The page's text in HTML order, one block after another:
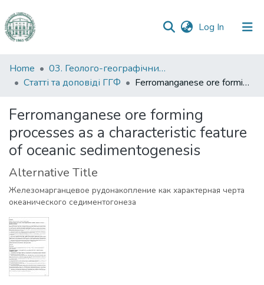
Log In (current)
Communities
&
All of DSpace
Statistics
Home
03. Геолого-географічний факультет
Статті та доповіді ГГФ
Ferromanganese ore forming processes as a characteristic feature of oceanic sedimentogenesis
Ferromanganese ore forming
processes as a characteristic feature
of oceanic sedimentogenesis
Alternative Title
Железомарганцевое рудонакопление как характерная черта
океанического седиментогонеза